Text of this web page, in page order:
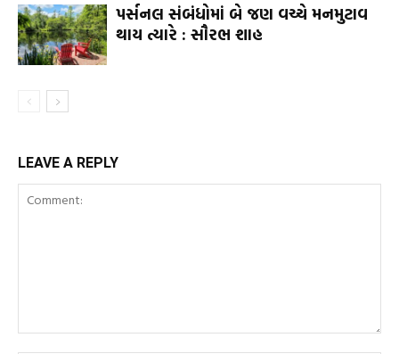
પર્સનલ સંબંધોમાં બે જણ વચ્ચે મનમુટાવ
થાય ત્યારે : સૌરભ શાહ
LEAVE A REPLY